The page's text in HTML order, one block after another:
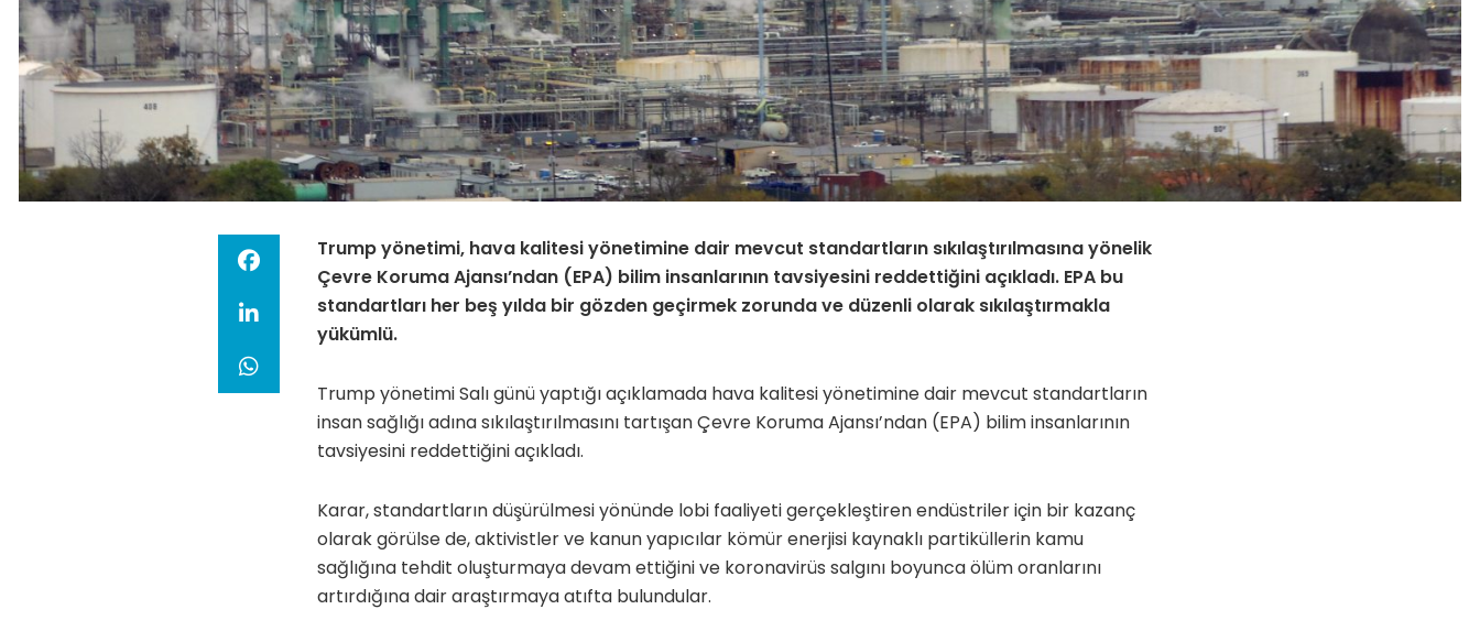
Trump yönetimi, hava kalitesi yönetimine dair mevcut standartların sıkılaştırılmasına yönelik
Çevre Koruma Ajansı’ndan (EPA) bilim insanlarının tavsiyesini reddettiğini açıkladı. EPA bu
standartları her beş yılda bir gözden geçirmek zorunda ve düzenli olarak sıkılaştırmakla
yükümlü.
Trump yönetimi Salı günü yaptığı açıklamada hava kalitesi yönetimine dair mevcut standartların
insan sağlığı adına sıkılaştırılmasını tartışan Çevre Koruma Ajansı’ndan (EPA) bilim insanlarının
tavsiyesini reddettiğini açıkladı.
Karar, standartların düşürülmesi yönünde lobi faaliyeti gerçekleştiren endüstriler için bir kazanç
olarak görülse de, aktivistler ve kanun yapıcılar kömür enerjisi kaynaklı partiküllerin kamu
sağlığına tehdit oluşturmaya devam ettiğini ve koronavirüs salgını boyunca ölüm oranlarını
artırdığına dair araştırmaya atıfta bulundular.